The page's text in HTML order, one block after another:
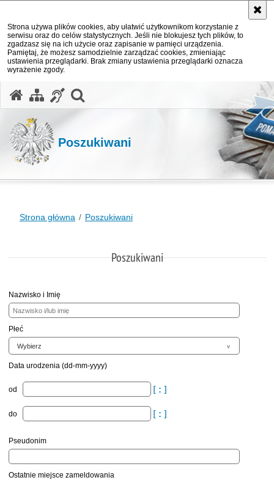
Strona używa plików cookies, aby ułatwić użytkownikom korzystanie z
serwisu oraz do celów statystycznych. Jeśli nie blokujesz tych plików, to
zgadzasz się na ich użycie oraz zapisanie w pamięci urządzenia.
Pamiętaj, że możesz samodzielnie zarządzać cookies, zmieniając
ustawienia przeglądarki. Brak zmiany ustawienia przeglądarki oznacza
wyrażenie zgody.
Poszukiwani
Strona główna Poszukiwani
Poszukiwani
Nazwisko i Imię
Płeć
Data urodzenia (dd-mm-yyyy)
od
do
Pseudonim
Ostatnie miejsce zameldowania